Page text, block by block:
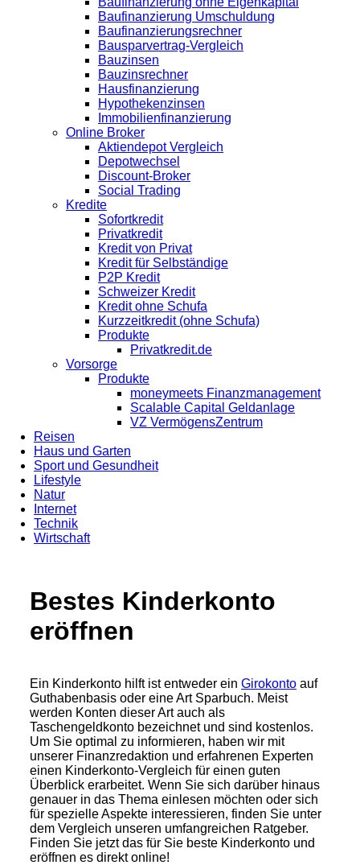
Baufinanzierung Umschuldung
Baufinanzierungsrechner
Bausparvertrag-Vergleich
Bauzinsen
Bauzinsrechner
Hausfinanzierung
Hypothekenzinsen
Immobilienfinanzierung
Online Broker
Aktiendepot Vergleich
Depotwechsel
Discount-Broker
Social Trading
Kredite
Sofortkredit
Privatkredit
Kredit von Privat
Kredit für Selbständige
P2P Kredit
Schweizer Kredit
Kredit ohne Schufa
Kurzzeitkredit (ohne Schufa)
Produkte
Privatkredit.de
Vorsorge
Produkte
moneymeets Finanzmanagement
Scalable Capital Geldanlage
VZ VermögensZentrum
Reisen
Haus und Garten
Sport und Gesundheit
Lifestyle
Natur
Internet
Technik
Wirtschaft
Bestes Kinderkonto
eröffnen
Ein Kinderkonto hilft ist entweder ein Girokonto auf
Guthabenbasis oder eine Art Sparbuch. Meist
werden Konten dieser Art auch als
Taschengeldkonto bezeichnet und sind kostenlos.
Um Sie optimal zu informieren, haben wir mit
unserer Finanzredaktion und erfahrenen Experten
einen Kinderkonto-Vergleich für einen guten
Überblick erarbeitet. Wenn Sie sich darüber hinaus
genauer in das Thema einlesen möchten oder sich
für spezielle Aspekte interessieren, finden Sie unter
dem Vergleich unseren umfangreichen Ratgeber.
Finden Sie jetzt das für Sie beste Kinderkonto und
eröffnen es direkt online!